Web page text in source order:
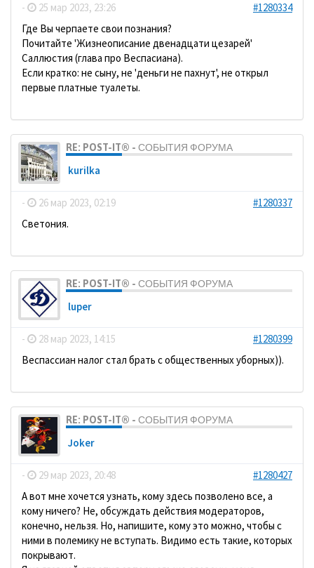
- 25 мар 2023, 23:26
#1280334
Где Вы черпаете свои познания?
Почитайте 'Жизнеописание двенадцати цезарей'
Саллюстия (глава про Веспасиана).
Если кратко: не сыну, не 'деньги не пахнут', не открыл
первые платные туалеты.
RE: POST-IT® - СОБЫТИЯ ФОРУМА
kurilka
- 26 мар 2023, 02:19
#1280337
Светония.
RE: POST-IT® - СОБЫТИЯ ФОРУМА
luper
- 28 мар 2023, 14:15
#1280399
Веспассиан налог стал брать с общественных уборных)).
RE: POST-IT® - СОБЫТИЯ ФОРУМА
Joker
- 29 мар 2023, 20:48
#1280427
А вот мне хочется узнать, кому здесь позволено все, а
кому ничего? Не, обсуждать действия модераторов,
конечно, нельзя. Но, напишите, кому это можно, чтобы с
ними в полемику не вступать. Видимо есть такие, которых
покрывают.